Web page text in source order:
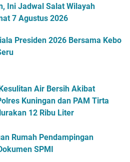
Ini Jadwal Salat Wilayah
7 Agustus 2026
Presiden 2026 Bersama Kebo
Air Bersih Akibat
Kuningan dan PAM Tirta
12 Ribu Liter
Rumah Pendampingan
SPMI